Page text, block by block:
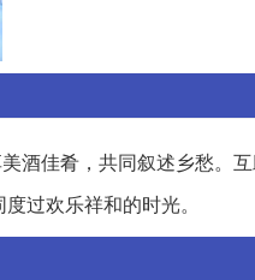
酒佳肴，共同叙述乡愁。
过欢乐祥和的时光。